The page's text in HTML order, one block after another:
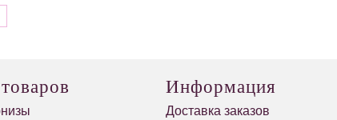
Информация
Доставка заказов